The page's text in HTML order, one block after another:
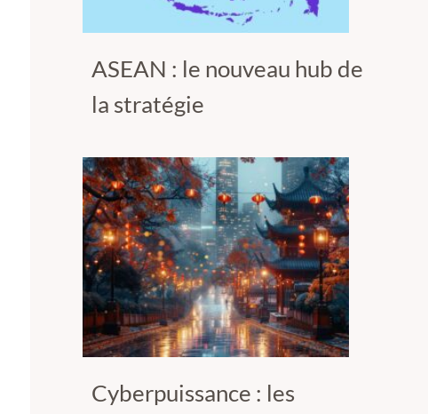
ASEAN : le nouveau hub de
la stratégie
Cyberpuissance : les